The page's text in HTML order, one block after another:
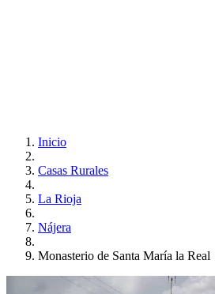
Inicio
Casas Rurales
La Rioja
Nájera
Monasterio de Santa María la Real